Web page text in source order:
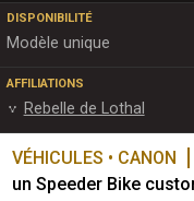
DISPONIBILITÉ
Modèle unique
AFFILIATIONS
Rebelle de Lothal
VÉHICULES • CANON
un Speeder Bike